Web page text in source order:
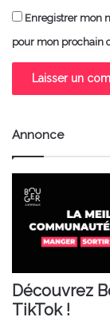
Enregistrer mon
pour mon prochain
Annonce
Découvrez
TikTok !